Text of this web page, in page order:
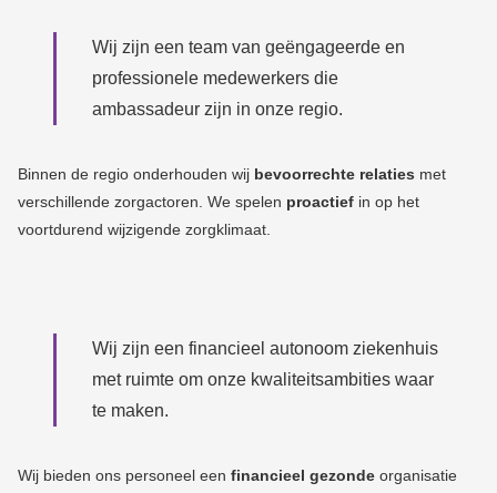
Wij zijn een team van geëngageerde en
professionele medewerkers die
ambassadeur zijn in onze regio.
Binnen de regio onderhouden wij bevoorrechte relaties met
verschillende zorgactoren. We spelen proactief in op het
voortdurend wijzigende zorgklimaat.
Wij zijn een financieel autonoom ziekenhuis
met ruimte om onze kwaliteitsambities waar
te maken.
Wij bieden ons personeel een financieel gezonde organisatie